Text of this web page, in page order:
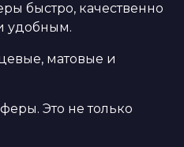
быстро, качественно
удобным.
матовые и
Это не только